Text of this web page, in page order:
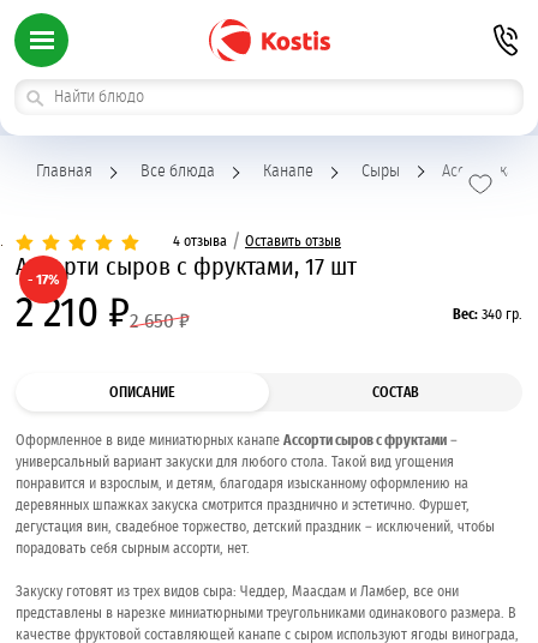
Главная Все блюда Канапе Сыры Ассорти
4 отзыва / Оставить отзыв
- 17%
Ассорти сыров с фруктами, 17 шт
2 210 ₽2 650 ₽ Вес: 340 гр.
ОПИСАНИЕ СОСТАВ
Оформленное в виде миниатюрных канапе Ассорти сыров с фруктами –
универсальный вариант закуски для любого стола. Такой вид угощения
понравится и взрослым, и детям, благодаря изысканному оформлению на
деревянных шпажках закуска смотрится празднично и эстетично. Фуршет,
дегустация вин, свадебное торжество, детский праздник – исключений, чтобы
порадовать себя сырным ассорти, нет.
Закуску готовят из трех видов сыра: Чеддер, Маасдам и Ламбер, все они
представлены в нарезке миниатюрными треугольниками одинакового размера. В
качестве фруктовой составляющей канапе с сыром используют ягоды винограда,